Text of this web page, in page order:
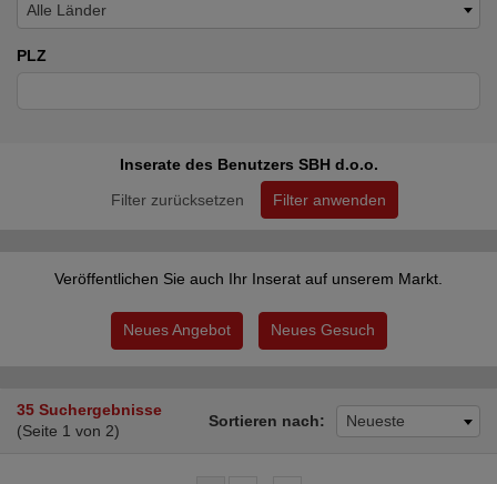
Alle Länder
PLZ
Inserate des Benutzers SBH d.o.o.
Filter zurücksetzen
Filter anwenden
Veröffentlichen Sie auch Ihr Inserat auf unserem Markt.
Neues Angebot Neues Gesuch
35 Suchergebnisse
(Seite 1 von 2)
Sortieren nach: Neueste